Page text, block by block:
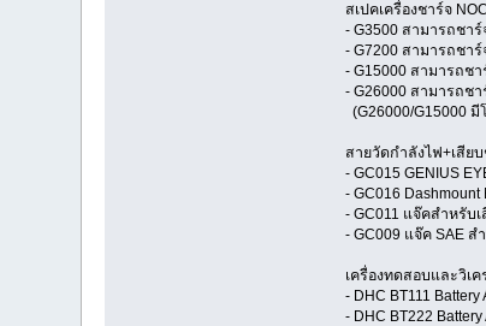
สเปคเครื่องชาร์จ
- G3500 สามารถชา
- G7200 สามารถชา
- G15000 สามารถช
- G26000 สามารถช
(G26000/G15000
สายวัดกำลังไฟ+เสีย
- GC015 GENIUS
- GC016 Dashmount
- GC011 แจ๊คสำหรับ
- GC009 แจ๊ค SAE ส
เครื่องทดสอบและวิเ
- DHC BT111
- DHC BT222